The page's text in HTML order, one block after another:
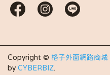
Copyright © 格子外面網路商城
by CYBERBIZ.